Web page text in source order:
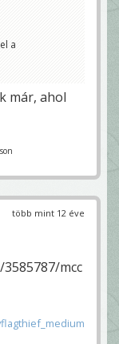
a
már, ahol
több mint 12 éve